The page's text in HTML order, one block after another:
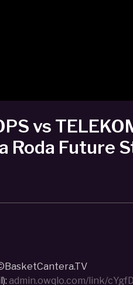
vs
Roda Future
admin.owqlo.com/link/